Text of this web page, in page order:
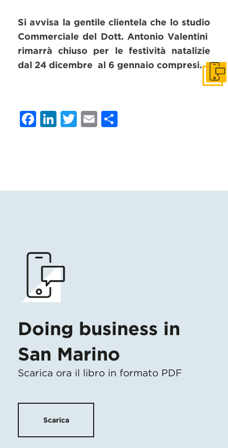
Si avvisa la gentile clientela che lo studio
Commerciale del Dott. Antonio Valentini
rimarrà chiuso per le festività natalizie
dal 24 dicembre al 6 gennaio compresi.
Facebook
LinkedIn
Twitter
Email
Doing business in
San Marino
Scarica ora il libro in formato PDF
Scarica
Get